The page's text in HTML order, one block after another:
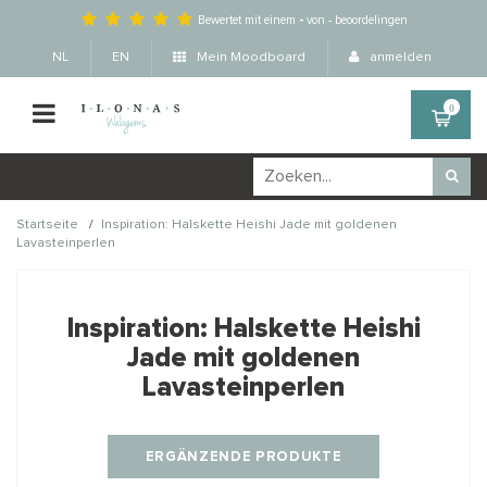
Bewertet mit einem - von - beoordelingen
NL EN Mein Moodboard anmelden
0
Startseite /
Inspiration: Halskette Heishi Jade mit goldenen
Lavasteinperlen
producten ook interessant
voor je?
Inspiration: Halskette Heishi
Jade mit goldenen
Lavasteinperlen
ERGÄNZENDE PRODUKTE